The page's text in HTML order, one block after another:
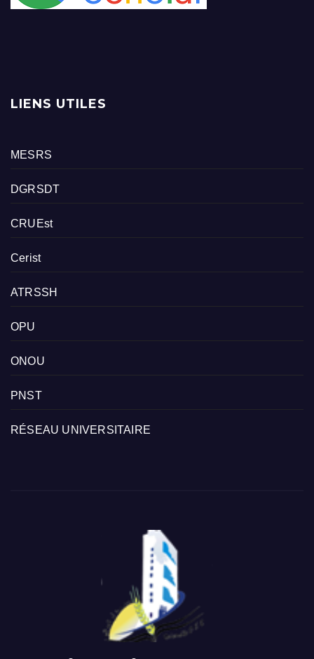
LIENS UTILES
MESRS
DGRSDT
CRUEst
Cerist
ATRSSH
OPU
ONOU
PNST
RÉSEAU UNIVERSITAIRE